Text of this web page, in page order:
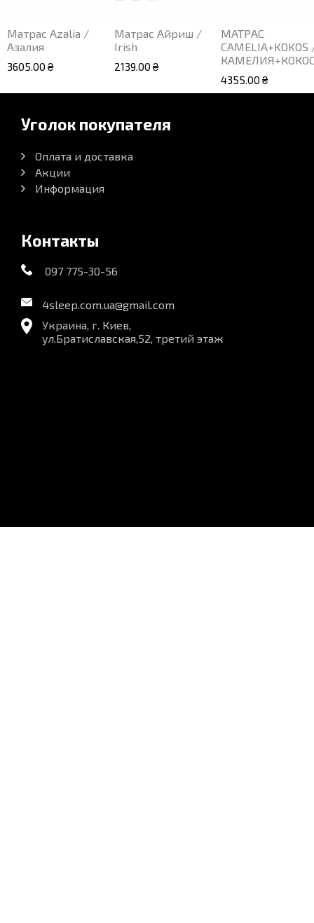
Матрас Azalia /
Азалия
3605.00 ₴
Матрас Айриш /
Irish
2139.00 ₴
МАТРАС
CAMELIA+KOKOS
4355.00 ₴
Уголок покупателя
Оплата и доставка
Акции
Информация
Контакты
097 775-30-56
4sleep.com.ua@gmail.com
Украина, г. Киев,
ул.Братиславская,52, третий этаж